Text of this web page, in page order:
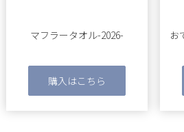
マフラータオル-2026-
購入はこちら
お